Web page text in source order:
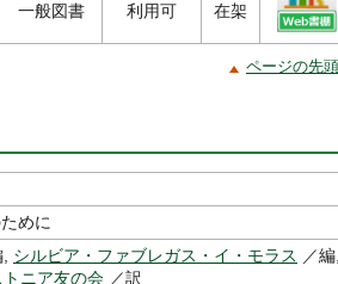
一般図書 利用可 在架
ページの先
めに
シルビア・ファブレガス・イ・モラス ／
トニア友の会 ／訳